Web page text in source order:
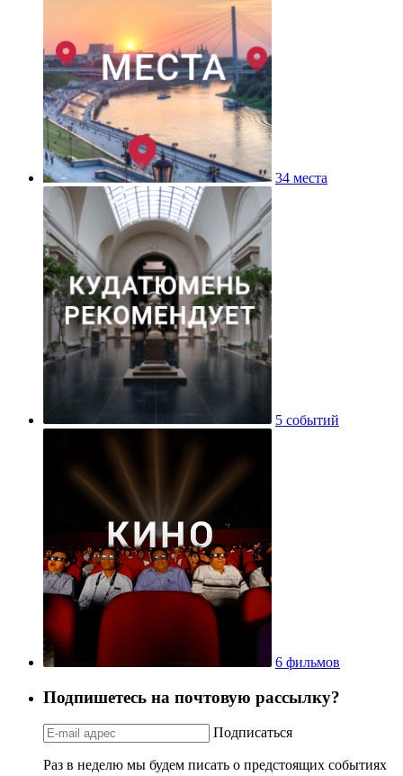
34 места
5 событий
6 фильмов
Подпишетесь на почтовую рассылку?
Подписаться
Раз в неделю мы будем писать о предстоящих событиях